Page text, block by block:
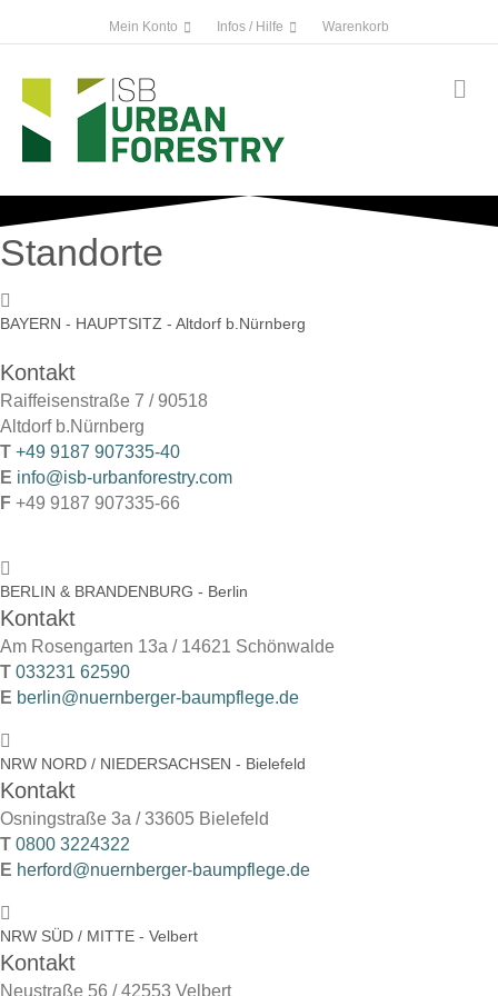
Mein Konto Infos / Hilfe Warenkorb
Standorte
BAYERN - HAUPTSITZ - Altdorf b.Nürnberg
Kontakt
Raiffeisenstraße 7 / 90518
Altdorf b.Nürnberg
T +49 9187 907335-40
E info@isb-urbanforestry.com
F +49 9187 907335-66
BERLIN & BRANDENBURG - Berlin
Kontakt
Am Rosengarten 13a / 14621 Schönwalde
T 033231 62590
E berlin@nuernberger-baumpflege.de
NRW NORD / NIEDERSACHSEN - Bielefeld
Kontakt
Osningstraße 3a /33605 Bielefeld
T 0800 3224322
E herford@nuernberger-baumpflege.de
NRW SÜD / MITTE - Velbert
Kontakt
Neustraße 56 / 42553 Velbert